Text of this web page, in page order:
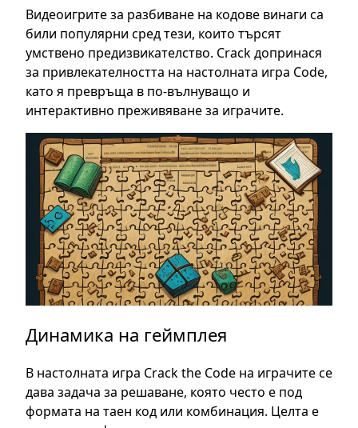
Видеоигрите за разбиване на кодове винаги са
били популярни сред тези, които търсят
умствено предизвикателство. Crack допринася
за привлекателността на настолната игра Code,
като я превръща в по-вълнуващо и
интерактивно преживяване за играчите.
Динамика на геймплея
В настолната игра Crack the Code на играчите се
дава задача за решаване, която често е под
формата на таен код или комбинация. Целта е